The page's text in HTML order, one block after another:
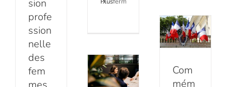
Cap
sur
les
ans
et
plus
:
sion
profe
ssion
nelle
des
fem
11
Février
2005
Com
mém
nouveau
visage